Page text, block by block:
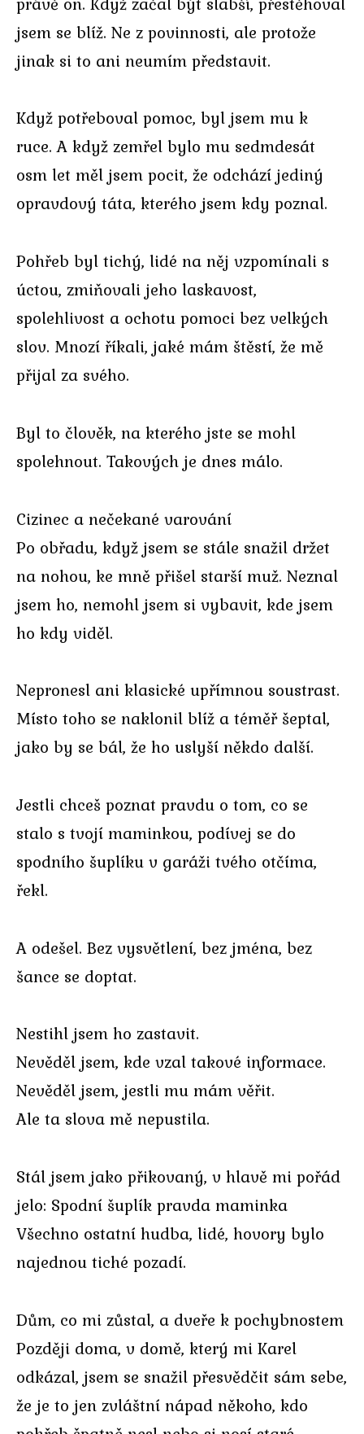
jsem se blíž. Ne z povinnosti, ale protože
jinak si to ani neumím představit.
Když potřeboval pomoc, byl jsem mu k
ruce. A když zemřel bylo mu sedmdesát
osm let měl jsem pocit, že odchází jediný
opravdový táta, kterého jsem kdy poznal.
Pohřeb byl tichý, lidé na něj vzpomínali s
úctou, zmiňovali jeho laskavost,
spolehlivost a ochotu pomoci bez velkých
slov. Mnozí říkali, jaké mám štěstí, že mě
přijal za svého.
Byl to člověk, na kterého jste se mohl
spolehnout. Takových je dnes málo.
Cizinec a nečekané varování
Po obřadu, když jsem se stále snažil držet
na nohou, ke mně přišel starší muž. Neznal
jsem ho, nemohl jsem si vybavit, kde jsem
ho kdy viděl.
Nepronesl ani klasické upřímnou soustrast.
Místo toho se naklonil blíž a téměř šeptal,
jako by se bál, že ho uslyší někdo další.
Jestli chceš poznat pravdu o tom, co se
stalo s tvojí maminkou, podívej se do
spodního šuplíku v garáži tvého otčíma,
řekl.
A odešel. Bez vysvětlení, bez jména, bez
šance se doptat.
Nestihl jsem ho zastavit.
Nevěděl jsem, kde vzal takové informace.
Nevěděl jsem, jestli mu mám věřit.
Ale ta slova mě nepustila.
Stál jsem jako přikovaný, v hlavě mi pořád
jelo: Spodní šuplík pravda maminka
Všechno ostatní hudba, lidé, hovory bylo
najednou tiché pozadí.
Dům, co mi zůstal, a dveře k pochybnostem
Později doma, v domě, který mi Karel
odkázal, jsem se snažil přesvědčit sám sebe,
že je to jen zvláštní nápad někoho, kdo